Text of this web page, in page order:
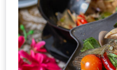
เว็บ
น้า
อ้วน
ชวน